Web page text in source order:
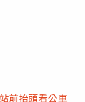
前抬頭看公車